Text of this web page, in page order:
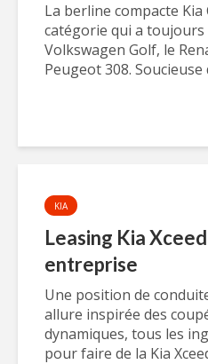
La berline compacte
catégorie qui a
Volkswagen Golf, le
Peugeot 308.
KIA
Leasing Kia
entreprise
Une position de
allure inspirée des
dynamiques, tous les
pour faire de la Kia